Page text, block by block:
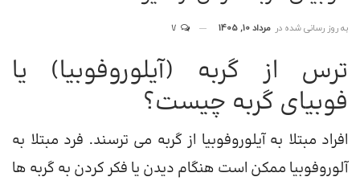
به روز رسانی شده در مرداد 10, 1405
ترس از گربه (آیلوروفوبیا) یا
فوبیای گربه چیست؟
افراد مبتلا به آیلوروفوبیا از گربه می ترسند. فرد مبتلا به
آلوروفوبیا ممکن است هنگام دیدن یا فکر کردن به گربه ها